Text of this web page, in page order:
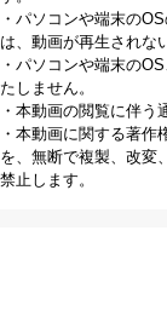
・パソコンや端末の
は、動画が再生されな
・パソコンや端末の
たしません。
・本動画の閲覧に伴う
・本動画に関する著
を、無断で複製、改変
禁止します。